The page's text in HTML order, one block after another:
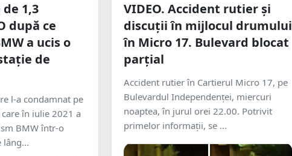
de 1,3
după ce
a ucis o
de
l-a condamnat pe
în iulie 2021 a
BMW într-o
lâng...
VIDEO. Accident rutier și
discuții în mijlocul drumului
în Micro 17. Bulevard blocat
parțial
Accident rutier în Cartierul Micro 17, pe
Bulevardul Independenței, miercuri
noaptea, în jurul orei 22.00. Potrivit
primelor informații, se ...